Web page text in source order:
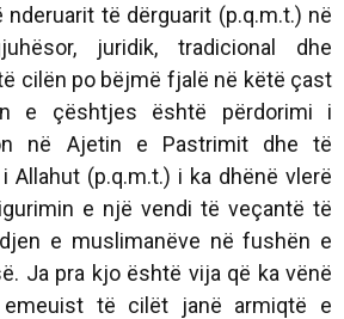
të dërguarit (p.q.m.t.) në
juridik, tradicional dhe
cilën po bëjmë fjalë në këtë çast
e çështjes është përdorimi i
në Ajetin e Pastrimit dhe të
Allahut (p.q.m.t.) i ka dhënë vlerë
e një vendi të veçantë të
e muslimanëve në fushën e
Ja pra kjo është vija që ka vënë
të cilët janë armiqtë e